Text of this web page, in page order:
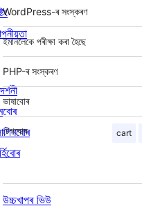
WordPress-ৰ সংস্কৰণ
ইমানলৈকে পৰীক্ষা কৰা হৈছে
PHP-ৰ সংস্কৰণ
ভাষাবোৰ
cart
টেগবোৰ
উচ্চখাপৰ ভিউ